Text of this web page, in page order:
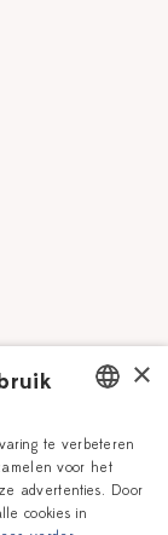
DUTCH
ENGLISH
×
te verbeteren
voor het
advertenties. Door
cookies in